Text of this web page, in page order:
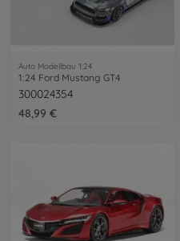
Auto Modellbau 1:24
1:24 Ford Mustang GT4
300024354
48,99 €